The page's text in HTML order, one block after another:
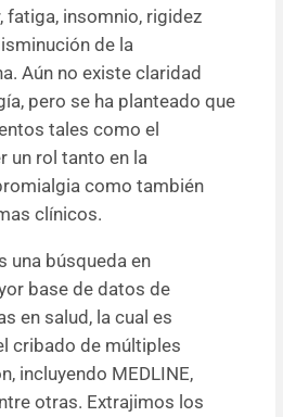
fatiga, insomnio, rigidez
de la
Aún no existe claridad
pero se ha planteado que
tales como el
un rol tanto en la
como también
clínicos.
una búsqueda en
base de datos de
en salud, la cual es
cribado de múltiples
incluyendo MEDLINE,
otras. Extrajimos los